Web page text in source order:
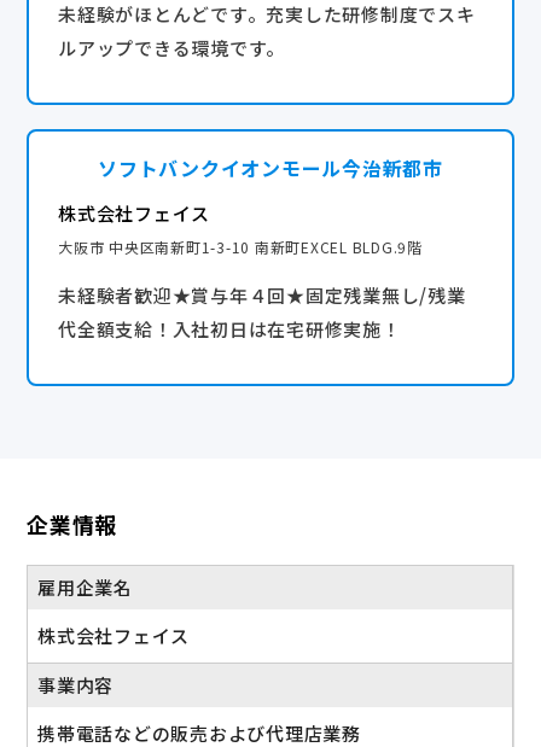
・ポイントプログラム
産休・育休実績あり
住宅手当あり
・成績優秀者表彰制度
・エクシブ（会社契約宿泊施設）
・制服貸与
・ポイントプログラム(販売台数などに応じてポイント
を付与。PayPayマネーライトと交換可能。)
★連休取得を推進しています。
エリア責任者ももちろん取得できますよ！多くのメン
勤務や保育手当の支給もあります！
完全週休2日
未経験がほとんどです。充実した研修制度でスキ
ルアップできる環境です。
ソフトバンクイオンモール今治新都市
株式会社フェイス
大阪市 中央区南新町1-3-10 南新町EXCEL BLDG.9階
未経験者歓迎★賞与年４回★固定残業無し/残業
代全額支給！入社初日は在宅研修実施！
企業情報
雇用企業名
株式会社フェイス
事業内容
携帯電話などの販売および代理店業務